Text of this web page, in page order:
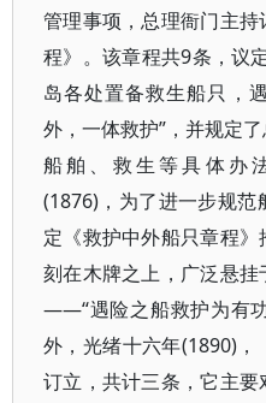
管理事项，总理衙门主
程》。该章程共9条，议
岛各处置备救生船只，
外，一体救护”，并规定
船舶、救生等具体办
(1876)，为了进一步规
定《救护中外船只章程
刻在木牌之上，广泛悬
——“遇险之船救护为有
外，光绪十六年(1890)，
订立，共计三条，它主